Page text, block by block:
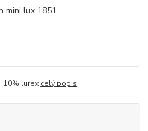
10% lurex celý popis